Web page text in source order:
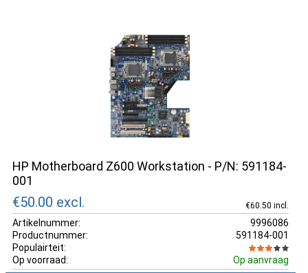
HP Motherboard Z600 Workstation - P/N: 591184-
001
€50.00 excl. €60.50 incl.
Artikelnummer:
9996086
Productnummer:
591184-001
Populairteit:
Op voorraad:
Op aanvraag